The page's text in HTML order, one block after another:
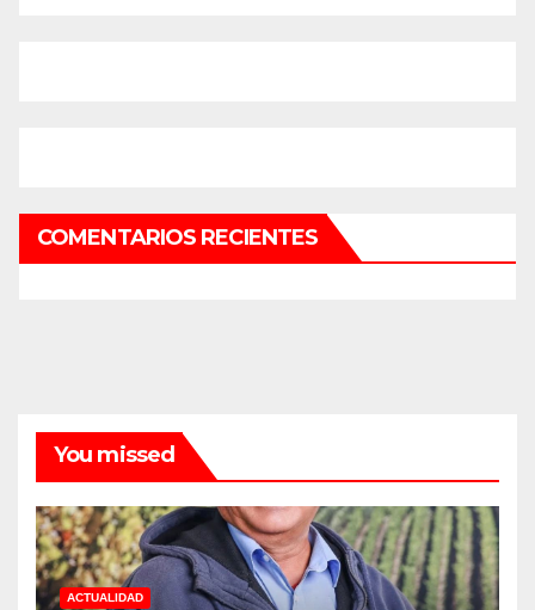
COMENTARIOS RECIENTES
You missed
ACTUALIDAD